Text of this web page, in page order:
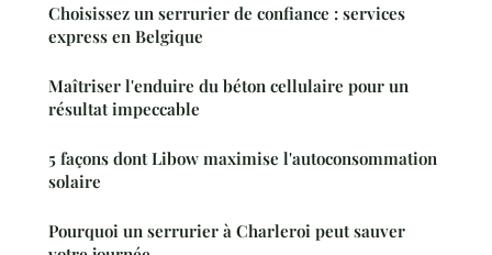
Choisissez un serrurier de confiance : services
express en Belgique
Maîtriser l'enduire du béton cellulaire pour un
résultat impeccable
5 façons dont Libow maximise l'autoconsommation
solaire
Pourquoi un serrurier à Charleroi peut sauver